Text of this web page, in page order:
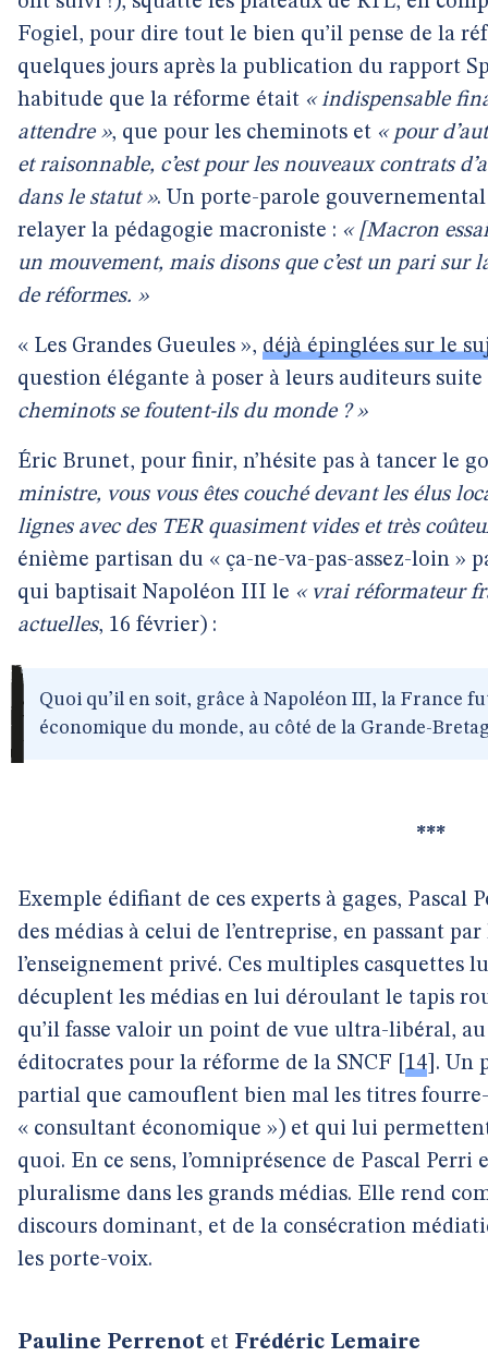
Fogiel, pour dire tout le bien qu’il pense de la
quelques jours après la publication du rapport
habitude que la réforme était « indispensable
attendre », que pour les cheminots et « pour
et raisonnable, c’est pour les nouveaux contrats
dans le statut ». Un porte-parole gouvernemental
relayer la pédagogie macroniste : « [Macron
un mouvement, mais disons que c’est un pari sur
de réformes. »
« Les Grandes Gueules », déjà épinglées sur le
question élégante à poser à leurs auditeurs suite
cheminots se foutent-ils du monde ? »
Éric Brunet, pour finir, n’hésite pas à tancer le
ministre, vous vous êtes couché devant les élus
lignes avec des TER quasiment vides et très
énième partisan du « ça-ne-va-pas-assez-loin »
qui baptisait Napoléon III le « vrai réformateur
actuelles, 16 février) :
Quoi qu’il en soit, grâce à Napoléon III, la France
économique du monde, au côté de la Grande-
***
Exemple édifiant de ces experts à gages, Pascal
des médias à celui de l’entreprise, en passant
l’enseignement privé. Ces multiples casquettes
décuplent les médias en lui déroulant le tapis
qu’il fasse valoir un point de vue ultra-libéral, au
éditocrates pour la réforme de la SNCF
14 . Un
partial que camouflent bien mal les titres
« consultant économique ») et qui lui
quoi. En ce sens, l’omniprésence de Pascal
pluralisme dans les grands médias. Elle rend
discours dominant, et de la consécration
les porte-voix.
Pauline Perrenot et Frédéric Lemaire